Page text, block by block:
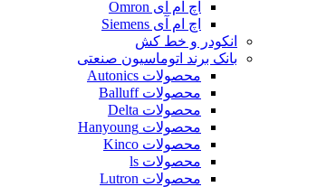
اچ ام آی Omron
اچ ام آی Siemens
انکودر و خط کش
بانک برند اتوماسیون صنعتی
محصولات Autonics
محصولات Balluff
محصولات Delta
محصولات Hanyoung
محصولات Kinco
محصولات ls
محصولات Lutron